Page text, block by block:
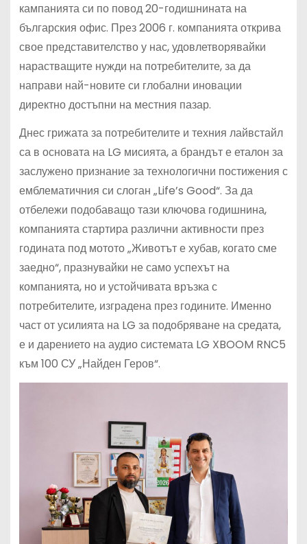
кампанията си по повод 20-годишнината на
българския офис. През 2006 г. компанията открива
свое представителство у нас, удовлетворявайки
нарастващите нужди на потребителите, за да
направи най-новите си глобални иновации
директно достъпни на местния пазар.
Днес грижата за потребителите и техния лайвстайл
са в основата на LG мисията, а брандът е еталон за
заслужено признание за технологични постижения с
емблематичния си слоган „Life’s Good“. За да
отбележи подобаващо тази ключова годишнина,
компанията стартира различни активности през
годината под мотото „Животът е хубав, когато сме
заедно“, празнувайки не само успехът на
компанията, но и устойчивата връзка с
потребителите, изградена през годините. Именно
част от усилията на LG за подобряване на средата,
е и дарението на аудио системата LG XBOOM RNC5
към 100 СУ „Найден Геров“.